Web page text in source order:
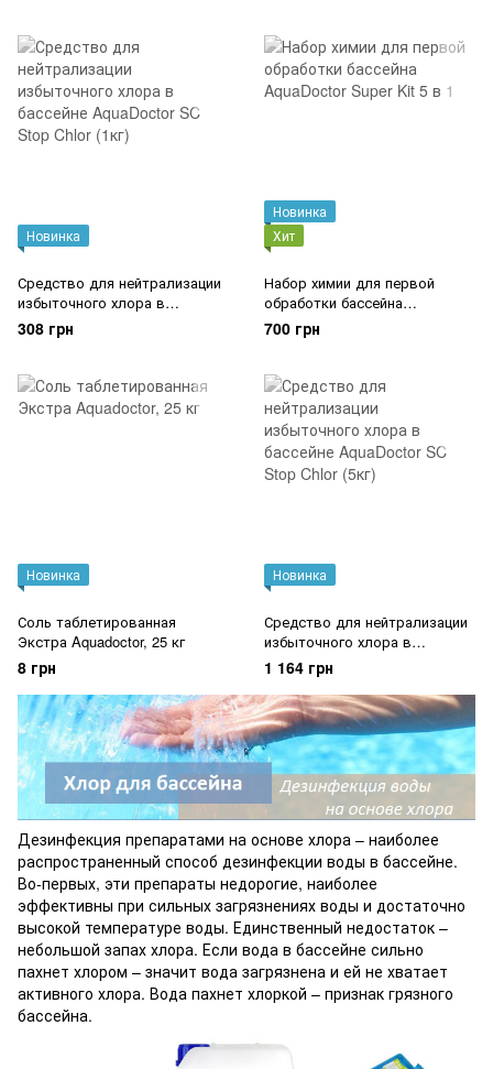
Новинка
Средство для нейтрализации
избыточного хлора в
бассейне AquaDoctor SC Stop
Chlor (1кг)
308 грн
Новинка
Хит
Набор химии для первой
обработки бассейна
AquaDoctor Super Kit 5 в 1
700 грн
Новинка
Соль таблетированная
Экстра Aquadoctor, 25 кг
8 грн
Новинка
Средство для нейтрализации
избыточного хлора в
бассейне AquaDoctor SC Stop
Chlor (5кг)
1 164 грн
Дезинфекция препаратами на основе хлора – наиболее
распространенный способ дезинфекции воды в бассейне.
Во-первых, эти препараты недорогие, наиболее
эффективны при сильных загрязнениях воды и достаточно
высокой температуре воды. Единственный недостаток –
небольшой запах хлора. Если вода в бассейне сильно
пахнет хлором – значит вода загрязнена и ей не хватает
активного хлора. Вода пахнет хлоркой – признак грязного
бассейна.